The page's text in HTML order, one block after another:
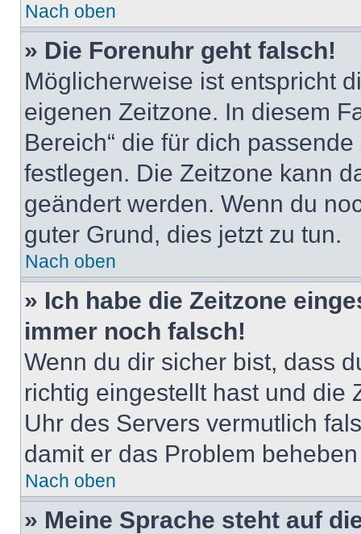
Nach oben
» Die Forenuhr geht falsch!
Möglicherweise ist entspricht
eigenen Zeitzone. In diesem
Bereich“ die für dich
festlegen. Die Zeitzone kann
geändert werden. Wenn du
guter Grund, dies jetzt zu tun.
Nach oben
» Ich habe die Zeitzone
immer noch falsch!
Wenn du dir sicher bist, dass
richtig eingestellt hast und die
Uhr des Servers vermutlich
damit er das Problem
Nach oben
» Meine Sprache steht auf